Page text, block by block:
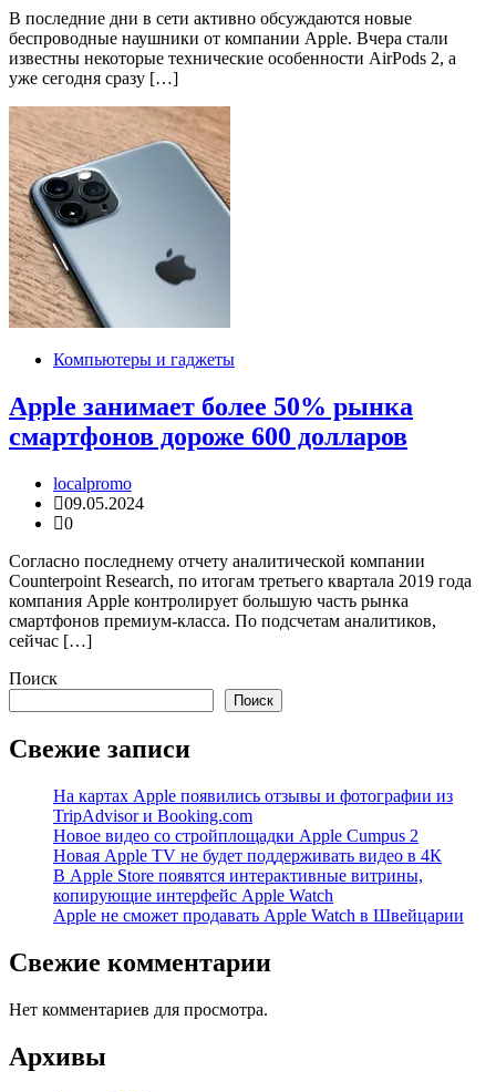
В последние дни в сети активно обсуждаются новые
беспроводные наушники от компании Apple. Вчера стали
известны некоторые технические особенности AirPods 2, а
уже сегодня сразу […]
Компьютеры и гаджеты
Apple занимает более 50% рынка
смартфонов дороже 600 долларов
localpromo
09.05.2024
0
Согласно последнему отчету аналитической компании
Counterpoint Research, по итогам третьего квартала 2019 года
компания Apple контролирует большую часть рынка
смартфонов премиум-класса. По подсчетам аналитиков,
сейчас […]
Поиск
Поиск
Свежие записи
На картах Apple появились отзывы и фотографии из
TripAdvisor и Booking.com
Новое видео со стройплощадки Apple Cumpus 2
Новая Apple TV не будет поддерживать видео в 4К
В Apple Store появятся интерактивные витрины,
копирующие интерфейс Apple Watch
Apple не сможет продавать Apple Watch в Швейцарии
Свежие комментарии
Нет комментариев для просмотра.
Архивы